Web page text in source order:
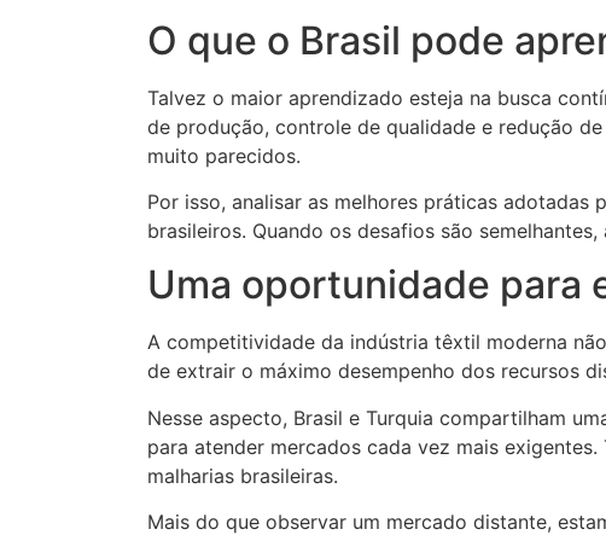
O que o Brasil pode
Talvez o maior aprendizado esteja na busca
de produção, controle de qualidade e redução
muito parecidos.
Por isso, analisar as melhores práticas
brasileiros. Quando os desafios são
Uma oportunidade para
A competitividade da indústria têxtil moderna
de extrair o máximo desempenho dos recursos
Nesse aspecto, Brasil e Turquia compartilham
para atender mercados cada vez mais
malharias brasileiras.
Mais do que observar um mercado distante,